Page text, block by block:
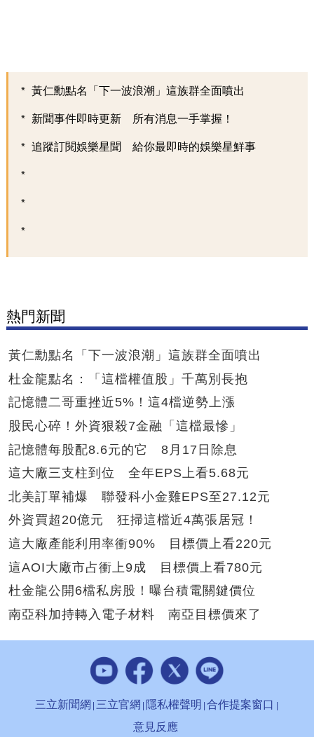
黃仁勳點名「下一波浪潮」這族群全面噴出
新聞事件即時更新 所有消息一手掌握！
追蹤訂閱娛樂星聞 給你最即時的娛樂星鮮事
熱門新聞
黃仁勳點名「下一波浪潮」這族群全面噴出
杜金龍點名：「這檔權值股」千萬別長抱
記憶體二哥重挫近5%！這4檔逆勢上漲
股民心碎！外資狠殺7金融「這檔最慘」
記憶體每股配8.6元的它 8月17日除息
這大廠三支柱到位 全年EPS上看5.68元
北美訂單補爆 聯發科小金雞EPS至27.12元
外資買超20億元 狂掃這檔近4萬張居冠！
這大廠產能利用率衝90% 目標價上看220元
這AOI大廠市占衝上9成 目標價上看780元
杜金龍公開6檔私房股！曝台積電關鍵價位
南亞科加持轉入電子材料 南亞目標價來了
三立新聞網 三立官網 隱私權聲明 合作提案窗口
意見反應